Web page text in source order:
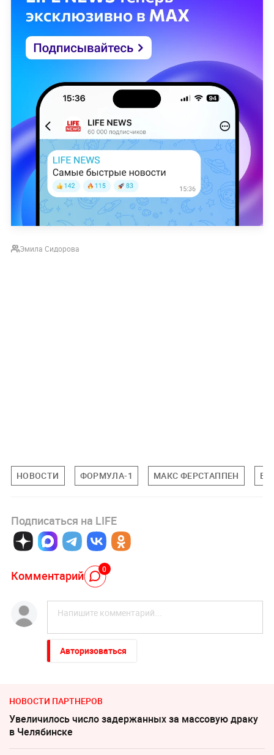
Эмила Сидорова
НОВОСТИ ФОРМУЛА-1 МАКС ФЕРСТАППЕН
Подписаться на LIFE
Комментарий 0
Авторизоваться
НОВОСТИ ПАРТНЕРОВ
Увеличилось число задержанных за массовую драку
в Челябинске